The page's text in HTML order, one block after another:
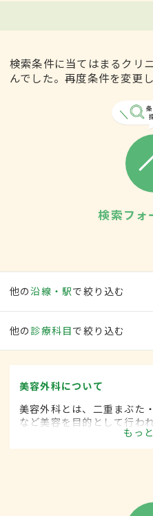
検索条件に当てはまるクリ
んでした。再度条件を変更
検索フォ
他の沿線・駅で絞り込む
他の 診療科目で絞り込む
美容外科について
美容外科とは、二重まぶた
など美容を目的として行わ
もっ